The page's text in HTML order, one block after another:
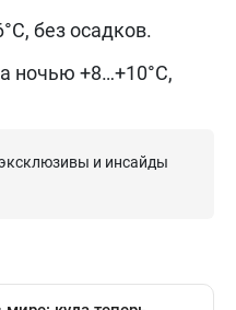
без осадков.
ночью +8…+10°С,
и инсайды